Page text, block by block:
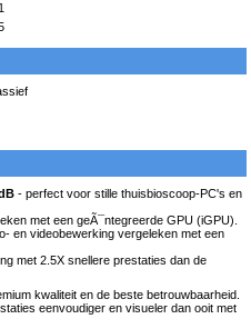
- perfect voor stille thuisbioscoop-PC's en
met een geÃ¯ntegreerde GPU (iGPU).
en videobewerking vergeleken met een
met 2.5X snellere prestaties dan de
kwaliteit en de beste betrouwbaarheid.
eenvoudiger en visueler dan ooit met